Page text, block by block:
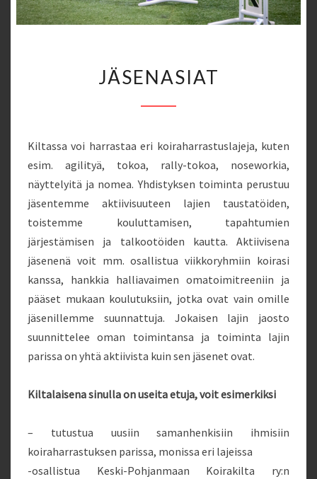
JÄSENASIAT
Kiltassa voi harrastaa eri koiraharrastuslajeja, kuten
esim. agilityä, tokoa, rally-tokoa, noseworkia,
näyttelyitä ja nomea. Yhdistyksen toiminta perustuu
jäsentemme aktiivisuuteen lajien taustatöiden,
toistemme kouluttamisen, tapahtumien
järjestämisen ja talkootöiden kautta. Aktiivisena
jäsenenä voit mm. osallistua viikkoryhmiin koirasi
kanssa, hankkia halliavaimen omatoimitreeniin ja
pääset mukaan koulutuksiin, jotka ovat vain omille
jäsenillemme suunnattuja. Jokaisen lajin jaosto
suunnittelee oman toimintansa ja toiminta lajin
parissa on yhtä aktiivista kuin sen jäsenet ovat.
Kiltalaisena sinulla on useita etuja, voit esimerkiksi
– tutustua uusiin samanhenkisiin ihmisiin
koiraharrastuksen parissa, monissa eri lajeissa
-osallistua Keski-Pohjanmaan Koirakilta ry:n